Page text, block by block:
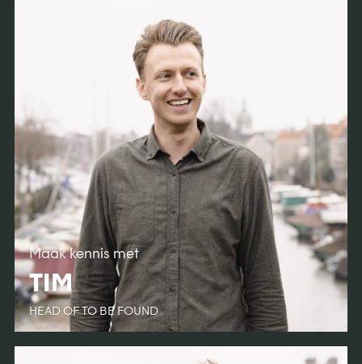
Maak kennis met
TIM
HEAD OF TO BE FOUND